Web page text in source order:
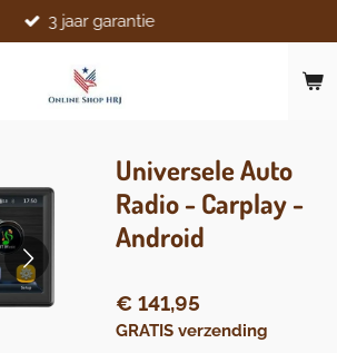
3 jaar garantie
Universele Auto
Radio - Carplay -
Android
€ 141,95
GRATIS verzending